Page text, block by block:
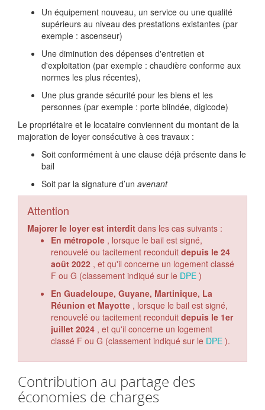
Un équipement nouveau, un service ou une qualité
supérieurs au niveau des prestations existantes (par
exemple : ascenseur)
Une diminution des dépenses d'entretien et
d'exploitation (par exemple : chaudière conforme aux
normes les plus récentes),
Une plus grande sécurité pour les biens et les
personnes (par exemple : porte blindée, digicode)
Le propriétaire et le locataire conviennent du montant de la
majoration de loyer consécutive à ces travaux :
Soit conformément à une clause déjà présente dans le
bail
Soit par la signature d’un avenant
Attention
Majorer le loyer est interdit dans les cas suivants :
En métropole , lorsque le bail est signé,
renouvelé ou tacitement reconduit depuis le 24
août 2022 , et qu'il concerne un logement classé
F ou G (classement indiqué sur le DPE )
En Guadeloupe, Guyane, Martinique, La
Réunion et Mayotte , lorsque le bail est signé,
renouvelé ou tacitement reconduit depuis le 1er
juillet 2024 , et qu'il concerne un logement
classé F ou G (classement indiqué sur le DPE ).
Contribution au partage des
économies de charges